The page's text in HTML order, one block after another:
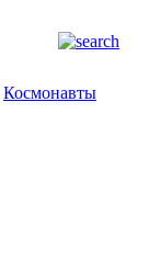
Космонавты